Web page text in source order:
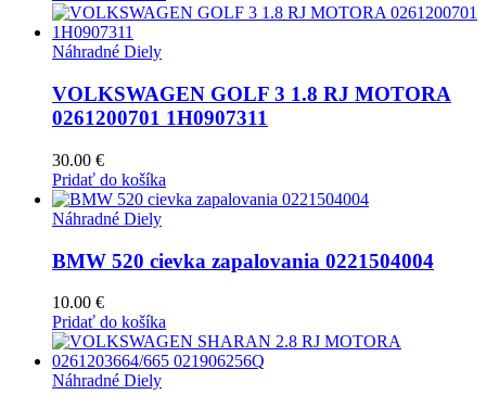
Náhradné Diely
VOLKSWAGEN GOLF 3 1.8 RJ MOTORA
0261200701 1H0907311
30.00 €
Pridať do košíka
Náhradné Diely
BMW 520 cievka zapalovania 0221504004
10.00 €
Pridať do košíka
Náhradné Diely